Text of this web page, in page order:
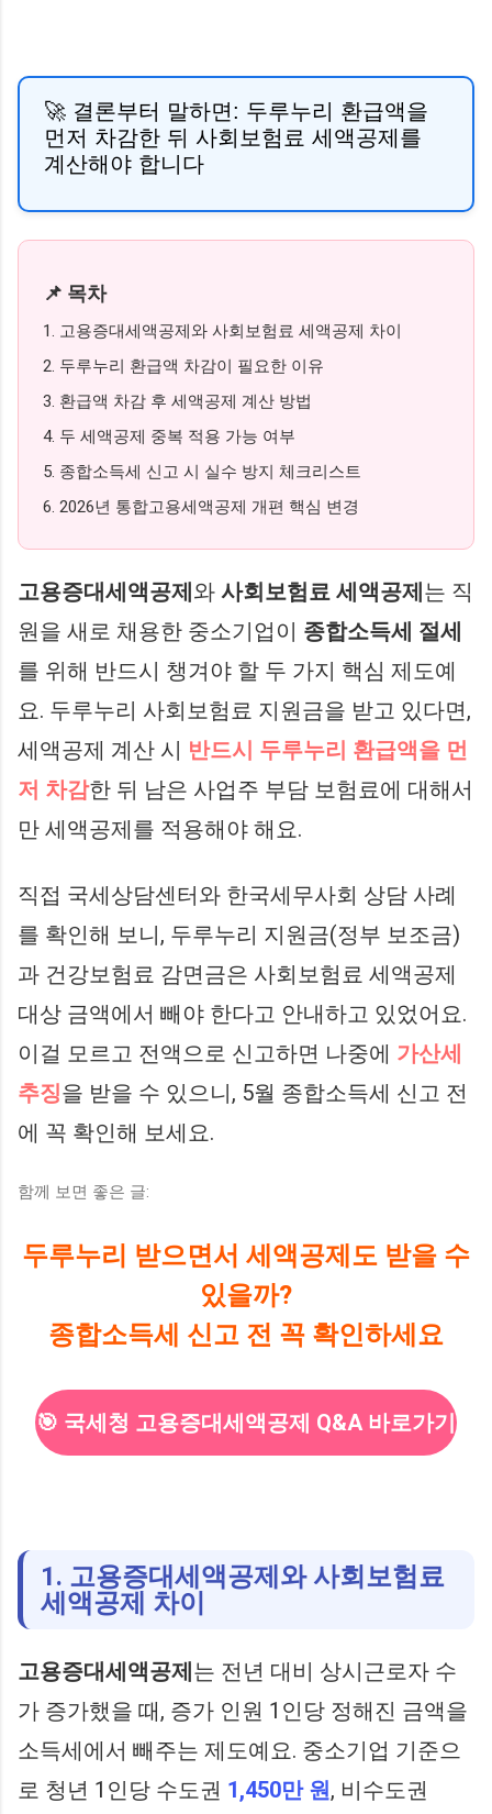
🚀 결론부터 말하면: 두루누리 환급액을
먼저 차감한 뒤 사회보험료 세액공제를
계산해야 합니다
📌 목차
1. 고용증대세액공제와 사회보험료 세액공제 차이
2. 두루누리 환급액 차감이 필요한 이유
3. 환급액 차감 후 세액공제 계산 방법
4. 두 세액공제 중복 적용 가능 여부
5. 종합소득세 신고 시 실수 방지 체크리스트
6. 2026년 통합고용세액공제 개편 핵심 변경
고용증대세액공제와 사회보험료 세액공제는 직
원을 새로 채용한 중소기업이 종합소득세 절세
를 위해 반드시 챙겨야 할 두 가지 핵심 제도예
요. 두루누리 사회보험료 지원금을 받고 있다면,
세액공제 계산 시 반드시 두루누리 환급액을 먼
저 차감한 뒤 남은 사업주 부담 보험료에 대해서
만 세액공제를 적용해야 해요.
직접 국세상담센터와 한국세무사회 상담 사례
를 확인해 보니, 두루누리 지원금(정부 보조금)
과 건강보험료 감면금은 사회보험료 세액공제
대상 금액에서 빼야 한다고 안내하고 있었어요.
이걸 모르고 전액으로 신고하면 나중에 가산세
추징을 받을 수 있으니, 5월 종합소득세 신고 전
에 꼭 확인해 보세요.
함께 보면 좋은 글:
두루누리 받으면서 세액공제도 받을 수
있을까?
종합소득세 신고 전 꼭 확인하세요
🎯 국세청 고용증대세액공제 Q&A 바로가기
1. 고용증대세액공제와 사회보험료
세액공제 차이
고용증대세액공제는 전년 대비 상시근로자 수
가 증가했을 때, 증가 인원 1인당 정해진 금액을
소득세에서 빼주는 제도예요. 중소기업 기준으
로 청년 1인당 수도권 1,450만 원, 비수도권